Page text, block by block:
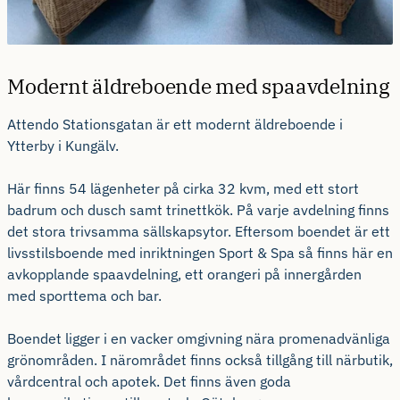
Modernt äldreboende med spaavdelning
Attendo Stationsgatan är ett modernt äldreboende i
Ytterby i Kungälv.
Här finns 54 lägenheter på cirka 32 kvm, med ett stort
badrum och dusch samt trinettkök. På varje avdelning finns
det stora trivsamma sällskapsytor. Eftersom boendet är ett
livsstilsboende med inriktningen Sport & Spa så finns här en
avkopplande spaavdelning, ett orangeri på innergården
med sporttema och bar.
Boendet ligger i en vacker omgivning nära promenadvänliga
grönområden. I närområdet finns också tillgång till närbutik,
vårdcentral och apotek. Det finns även goda